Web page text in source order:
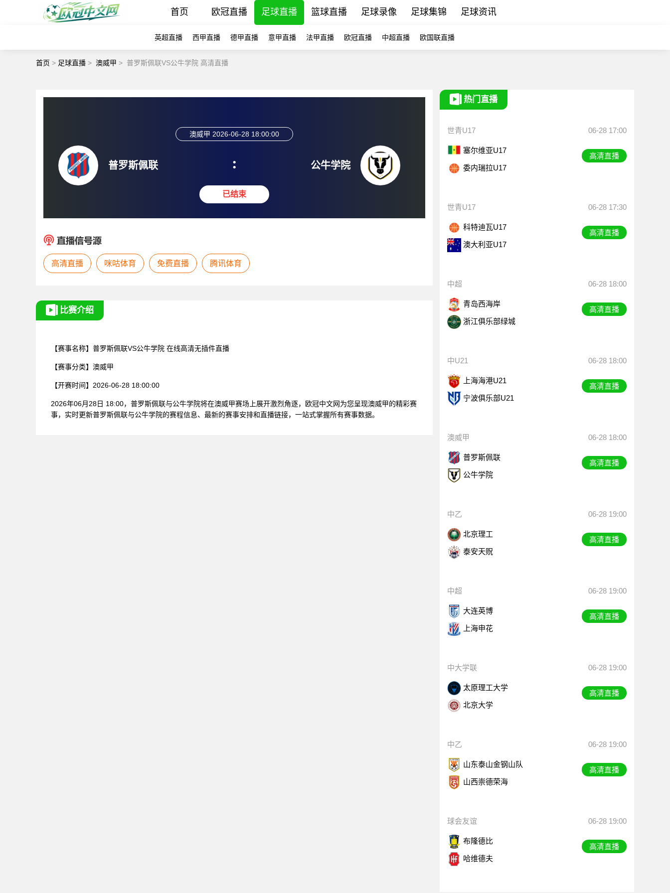
首页 欧冠直播 足球直播 篮球直播 足球录像 足球集锦 足球资讯
英超直播 西甲直播 德甲直播 意甲直播 法甲直播 欧冠直播 中超直播 欧国联直播
首页 > 足球直播 > 澳威甲 > 普罗斯佩联VS公牛学院 高清直播
普罗斯佩联
澳威甲 2026-06-28 18:00:00
:
已结束
公牛学院
高清直播 咪咕体育 免费直播 腾讯体育
比赛介绍
【赛事名称】 普罗斯佩联VS公牛学院 在线高清无插件直播
【赛事分类】 澳威甲
【开赛时间】 2026-06-28 18:00:00
2026年06月28日 18:00，普罗斯佩联与公牛学院将在澳威甲赛场上展开激烈角逐，欧冠中文网为您呈现澳威甲的精彩赛
事，实时更新普罗斯佩联与公牛学院的赛程信息、最新的赛事安排和直播链接，一站式掌握所有赛事数据。
热门直播
世青U17 06-28 17:00
塞尔维亚U17
委内瑞拉U17
高清直播
世青U17 06-28 17:30
科特迪瓦U17
澳大利亚U17
高清直播
中超 06-28 18:00
青岛西海岸
浙江俱乐部绿城
高清直播
中U21 06-28 18:00
上海海港U21
宁波俱乐部U21
高清直播
澳威甲 06-28 18:00
普罗斯佩联
公牛学院
高清直播
中乙 06-28 19:00
北京理工
泰安天贶
高清直播
中超 06-28 19:00
大连英博
上海申花
高清直播
中大学联 06-28 19:00
太原理工大学
北京大学
高清直播
中乙 06-28 19:00
山东泰山金钢山队
山西崇德荣海
高清直播
球会友谊 06-28 19:00
布隆德比
哈维德夫
高清直播